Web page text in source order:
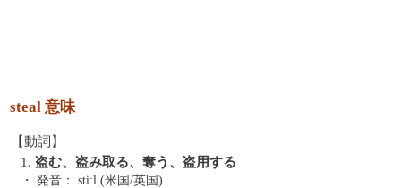
steal 意味
【動詞】
1. 盗む、盗み取る、奪う、盗用する
・ 発音：
stiːl (米国/英国)